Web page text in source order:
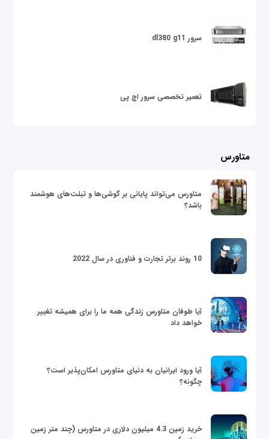
سرور dl380 g11
تعمیر تخصصی سرور اچ پی
متاورس
متاورس می‌تواند پایانی بر گوشی‌ها و تبلت‌های هوشمند
باشد؟
10 روند برتر تجارت و فناوری در سال 2022
آیا طوفان متاورس زندگی همه ما را برای همیشه تغییر
خواهد داد
آیا ورود ایرانیان به دنیای متاورس امکان‌پذیر است؟
چگونه؟
خرید زمین 4.3 میلیون دلاری در متاورس (چند متر زمین